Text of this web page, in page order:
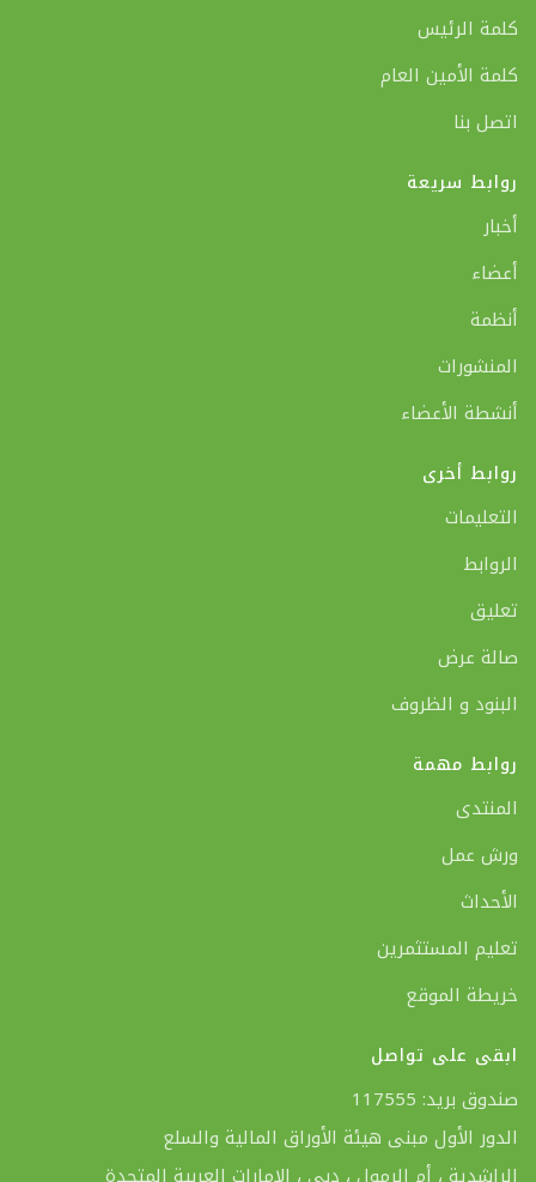
كلمة الرئيس
كلمة الأمين العام
اتصل بنا
روابط سريعة
أخبار
أعضاء
أنظمة
المنشورات
أنشطة الأعضاء
روابط أخرى
التعليمات
الروابط
تعليق
صالة عرض
البنود و الظروف
روابط مهمة
المنتدى
ورش عمل
الأحداث
تعليم المستثمرين
خريطة الموقع
ابقى على تواصل
صندوق بريد: 117555
الدور الأول مبنى هيئة الأوراق المالية والسلع